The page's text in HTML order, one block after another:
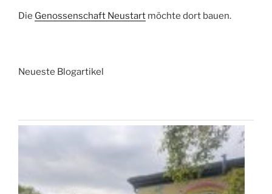
Die Genossenschaft Neustart möchte dort bauen.
Neueste Blogartikel